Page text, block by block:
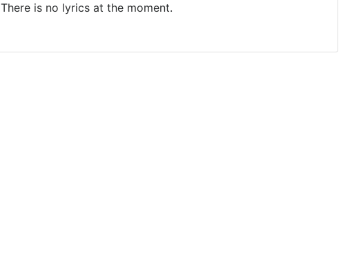
There is no lyrics at the moment.